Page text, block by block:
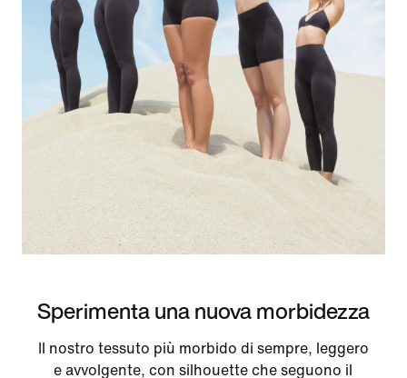
Sperimenta una nuova morbidezza
Il nostro tessuto più morbido di sempre, leggero
e avvolgente, con silhouette che seguono il